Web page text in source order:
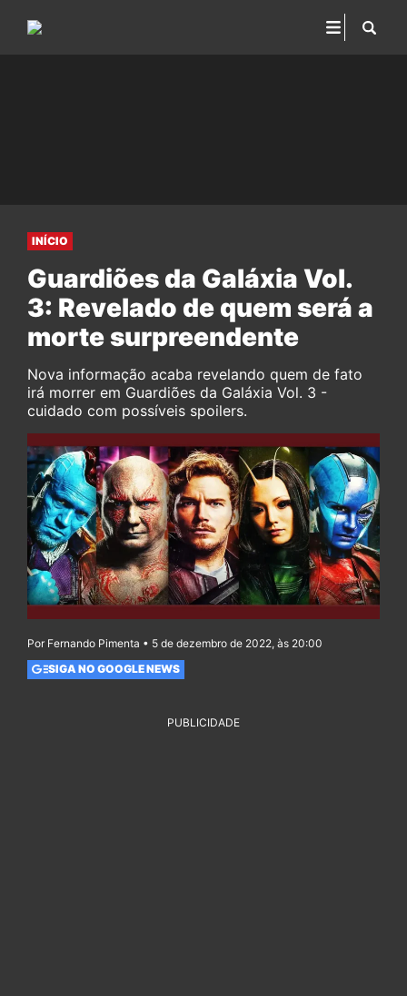
INÍCIO
Guardiões da Galáxia Vol.
3: Revelado de quem será a
morte surpreendente
Nova informação acaba revelando quem de fato
irá morrer em Guardiões da Galáxia Vol. 3 -
cuidado com possíveis spoilers.
Por Fernando Pimenta • 5 de dezembro de 2022, às 20:00
SIGA NO GOOGLE NEWS
PUBLICIDADE